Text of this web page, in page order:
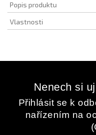
Popis produktu
Vlastnosti
Nenech si
Přihlásit se k
nařízením na